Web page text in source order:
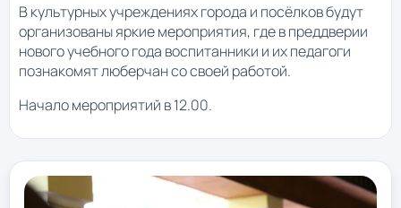
В культурных учреждениях города и посёлков будут
организованы яркие мероприятия, где в преддверии
нового учебного года воспитанники и их педагоги
познакомят люберчан со своей работой.
Начало мероприятий в 12.00.